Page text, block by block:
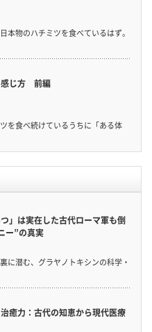
本物のハチミツを食べているはず。
感じ方 前編
を食べ続けているうちに「ある体
つ」は実在した古代ローマ軍も倒
ー”の真実
に潜む、グラヤノトキシンの科学・
癒力：古代の知恵から現代医療